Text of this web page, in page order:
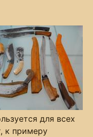
для всех
к примеру